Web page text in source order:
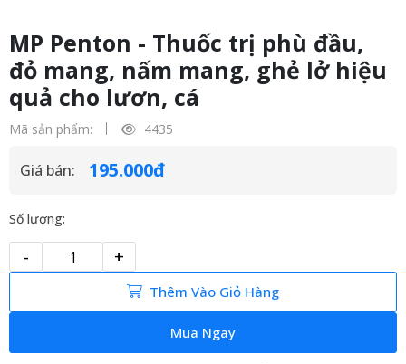
MP Penton - Thuốc trị phù đầu,
đỏ mang, nấm mang, ghẻ lở hiệu
quả cho lươn, cá
Mã sản phẩm: 4435
Giá bán: 195.000đ
Số lượng:
- +
Thêm Vào Giỏ Hàng
Mua Ngay